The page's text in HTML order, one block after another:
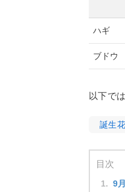
ハギ
ブドウ
以下で
誕生
目次
9